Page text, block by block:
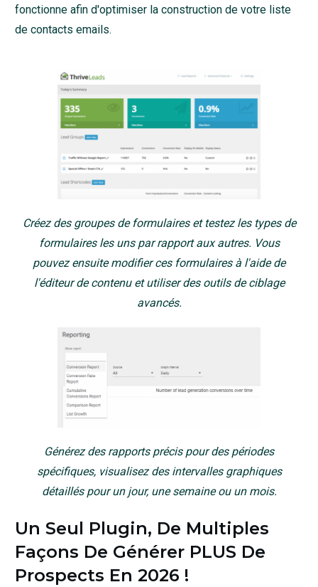
fonctionne afin d'optimiser la construction de votre liste
de contacts emails.
Créez des groupes de formulaires et testez les types de
formulaires les uns par rapport aux autres. Vous
pouvez ensuite modifier ces formulaires à l'aide de
l'éditeur de contenu et utiliser des outils de ciblage
avancés.
Générez des rapports précis pour des périodes
spécifiques, visualisez des intervalles graphiques
détaillés pour un jour, une semaine ou un mois.
Un Seul Plugin, De Multiples
Façons De Générer PLUS De
Prospects En 2026 !